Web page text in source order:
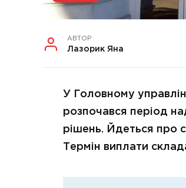
АВТОР
Лазорик Яна
У Головному
розпочався період
рішень. Йдеться про
Термін виплати